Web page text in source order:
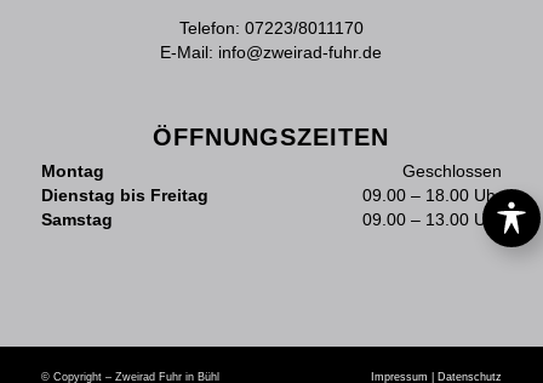
Telefon: 07223/8011170
E-Mail: info@zweirad-fuhr.de
ÖFFNUNGSZEITEN
Montag
Geschlossen
Dienstag bis Freitag
09.00 – 18.00 Uhr
Samstag
09.00 – 13.00 Uhr
© Copyright – Zweirad Fuhr in Bühl Impressum Datenschutz